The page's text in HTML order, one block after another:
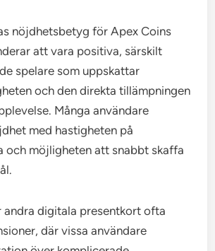
nöjdhetsbetyg för Apex Coins
att vara positiva, särskilt
spelare som uppskattar
och den direkta tillämpningen
Många användare
med hastigheten på
och möjligheten att snabbt skaffa
andra digitala presentkort ofta
där vissa användare